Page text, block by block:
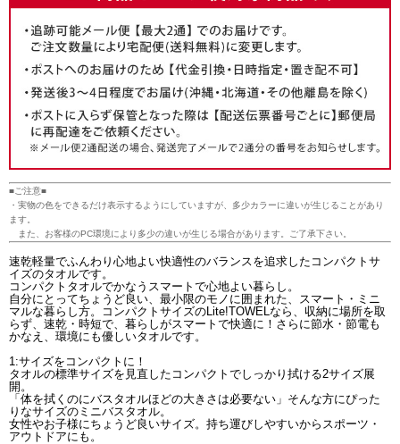
■ご注意■
・実物の色をできるだけ表示するようにしていますが、多少カラーに違いが生じることがあり
ます。
また、お客様のPC環境により多少の違いが生じる場合があります。ご了承下さい。
速乾軽量でふんわり心地よい快適性のバランスを追求したコンパクトサ
イズのタオルです。
コンパクトタオルでかなうスマートで心地よい暮らし。
自分にとってちょうど良い、最小限のモノに囲まれた、スマート・ミニ
マルな暮らし方。コンパクトサイズのLite!TOWELなら、収納に場所を取
らず、速乾・時短で、暮らしがスマートで快適に！さらに節水・節電も
かなえ、環境にも優しいタオルです。
1:サイズをコンパクトに！
タオルの標準サイズを見直したコンパクトでしっかり拭ける2サイズ展
開。
「体を拭くのにバスタオルほどの大きさは必要ない」そんな方にぴった
りなサイズのミニバスタオル。
女性やお子様にちょうど良いサイズ。持ち運びしやすいからスポーツ・
アウトドアにも。